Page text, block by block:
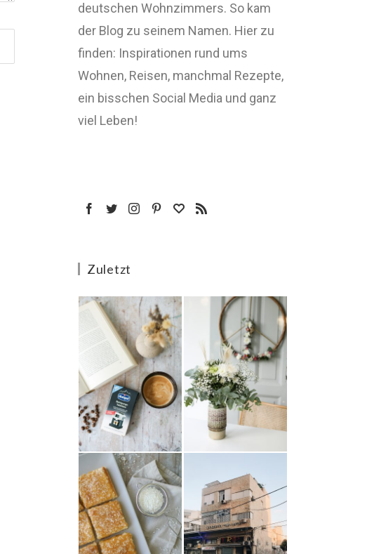
deutschen Wohnzimmers. So kam
der Blog zu seinem Namen. Hier zu
finden: Inspirationen rund ums
Wohnen, Reisen, manchmal Rezepte,
ein bisschen Social Media und ganz
viel Leben!
Zuletzt